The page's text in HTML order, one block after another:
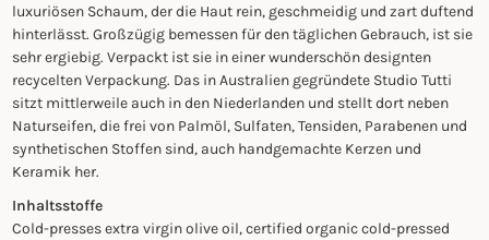
luxuriösen Schaum, der die Haut rein, geschmeidig und zart duftend
hinterlässt. Großzügig bemessen für den täglichen Gebrauch, ist sie
sehr ergiebig. Verpackt ist sie in einer wunderschön designten
recycelten Verpackung. Das in Australien gegründete Studio Tutti
sitzt mittlerweile auch in den Niederlanden und stellt dort neben
Naturseifen, die frei von Palmöl, Sulfaten, Tensiden, Parabenen und
synthetischen Stoffen sind, auch handgemachte Kerzen und
Keramik her.
Inhaltsstoffe
Cold-presses extra virgin olive oil, certified organic cold-pressed